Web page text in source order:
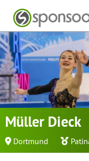
Müller Dieck
Dortmund